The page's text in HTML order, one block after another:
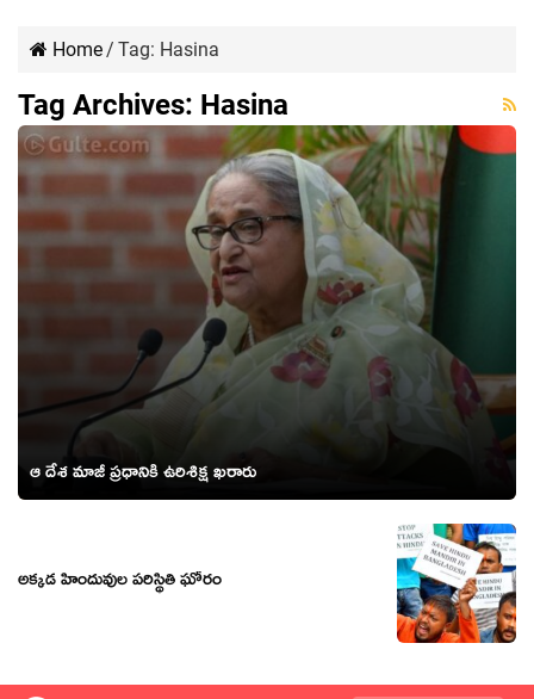
Home/ Tag: Hasina
Tag Archives: Hasina
ఆ దేశ మాజీ ప్రధానికి ఉరిశిక్ష ఖరారు
అక్కడ హిందువుల పరిస్థితి ఘోరం